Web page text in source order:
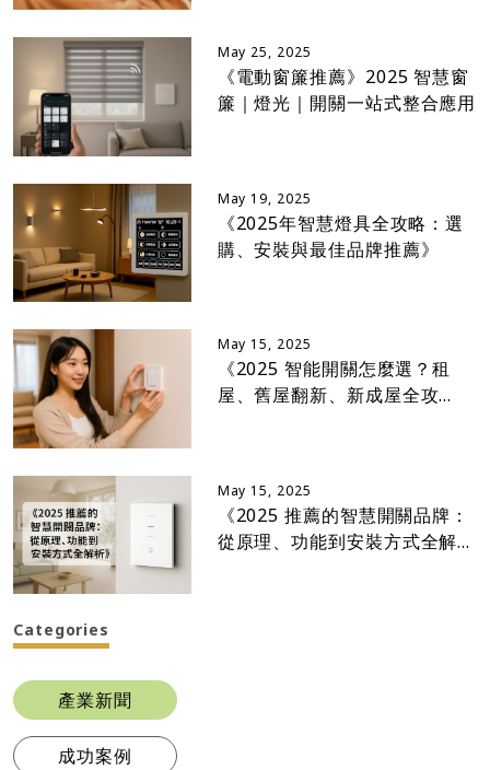
May 25, 2025
《電動窗簾推薦》2025 智慧窗
簾｜燈光｜開關一站式整合應用
May 19, 2025
《2025年智慧燈具全攻略：選
購、安裝與最佳品牌推薦》
May 15, 2025
《2025 智能開關怎麼選？租
屋、舊屋翻新、新成屋全攻
May 15, 2025
《2025 推薦的智慧開關品牌：
從原理、功能到安裝方式全解
Categories
產業新聞
成功案例